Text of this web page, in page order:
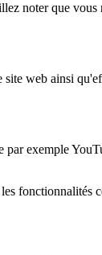
noter que
web ainsi
exemple